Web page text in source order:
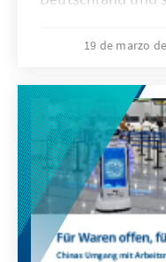
stellen die
aber nicht nur
Entwicklungen,
Antwort. Dafür
die wesentliche
adressiert und
ethischen
abschrecken zu
19 de marzo